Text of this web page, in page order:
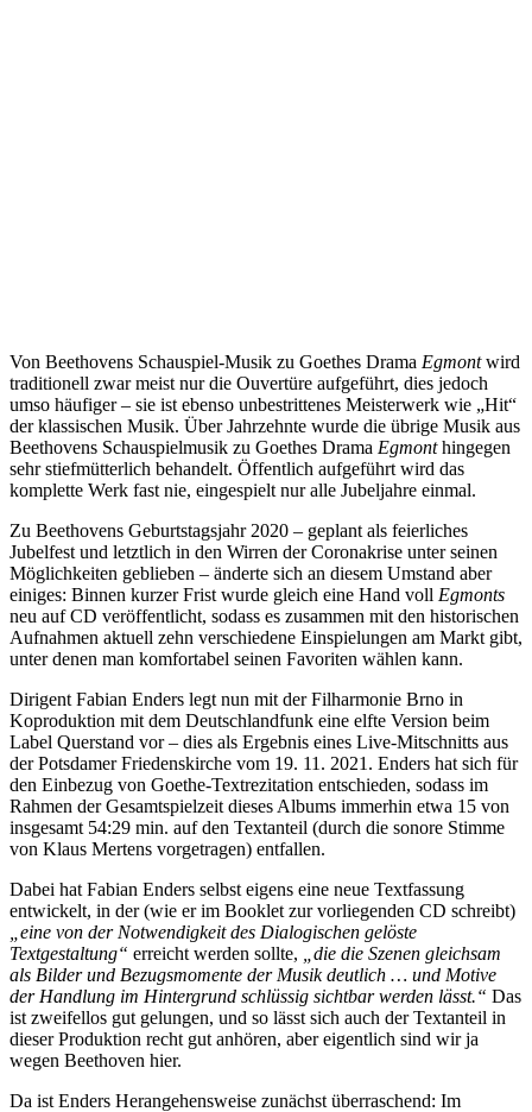
Von Beethovens Schauspiel-Musik zu Goethes Drama Egmontwird
traditionell zwar meist nur die Ouvertüre aufgeführt, dies jedoch
umso häufiger – sie ist ebenso unbestrittenes Meisterwerk wie „Hit“
der klassischen Musik. Über Jahrzehnte wurde die übrige Musik aus
Beethovens Schauspielmusik zu Goethes Drama Egmonthingegen
sehr stiefmütterlich behandelt. Öffentlich aufgeführt wird das
komplette Werk fast nie, eingespielt nur alle Jubeljahre einmal.
Zu Beethovens Geburtstagsjahr 2020 – geplant als feierliches
Jubelfest und letztlich in den Wirren der Coronakrise unter seinen
Möglichkeiten geblieben – änderte sich an diesem Umstand aber
einiges: Binnen kurzer Frist wurde gleich eine Hand voll Egmonts
neu auf CD veröffentlicht, sodass es zusammen mit den historischen
Aufnahmen aktuell zehn verschiedene Einspielungen am Markt gibt,
unter denen man komfortabel seinen Favoriten wählen kann.
Dirigent Fabian Enders legt nun mit der Filharmonie Brno in
Koproduktion mit dem Deutschlandfunk eine elfte Version beim
Label Querstand vor – dies als Ergebnis eines Live-Mitschnitts aus
der Potsdamer Friedenskirche vom 19. 11. 2021. Enders hat sich für
den Einbezug von Goethe-Textrezitation entschieden, sodass im
Rahmen der Gesamtspielzeit dieses Albums immerhin etwa 15 von
insgesamt 54:29 min. auf den Textanteil (durch die sonore Stimme
von Klaus Mertens vorgetragen) entfallen.
Dabei hat Fabian Enders selbst eigens eine neue Textfassung
entwickelt, in der (wie er im Booklet zur vorliegenden CD schreibt)
„eine von der Notwendigkeit des Dialogischen gelöste
Textgestaltung“ erreicht werden sollte,
„die die Szenen gleichsam
als Bilder und Bezugsmomente der Musik deutlich … und Motive
der Handlung im Hintergrund schlüssig sichtbar werden lässt.“ Das
ist zweifellos gut gelungen, und so lässt sich auch der Textanteil in
dieser Produktion recht gut anhören, aber eigentlich sind wir ja
wegen Beethoven hier.
Da ist Enders Herangehensweise zunächst überraschend: Im